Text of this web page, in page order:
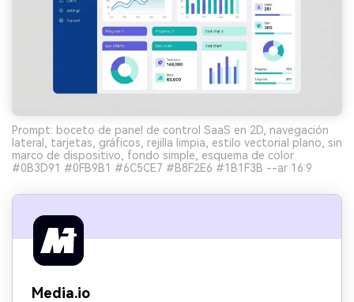
Prompt: boceto de panel de control SaaS en 2D, navegación
lateral, tarjetas, gráficos, rejilla limpia, estilo vectorial plano, sin
marco de dispositivo, fondo simple, esquema de color
#0B3D91 #0FB9B1 #6C5CE7 #B8F2E6 #1B1F3B --ar 16:9
Media.io